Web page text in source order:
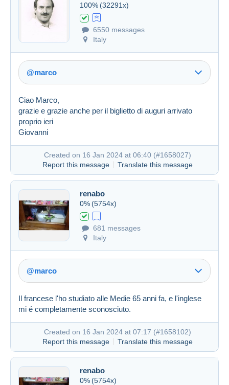
100% (32291x)
6550 messages
Italy
@marco
Link (https)
Created on 16 Jan 2024 at 06:35
Ciao Marco,
grazie e grazie anche per il biglietto di auguri arrivato
proprio ieri
Giovanni
Created on 16 Jan 2024 at 06:40 (#1658027)
Report this message
Translate this message
renabo
0% (5754x)
681 messages
Italy
@marco
Link (https)
Il francese l'ho studiato alle Medie 65 anni fa, e l'inglese
mi é completamente sconosciuto.
Created on 16 Jan 2024 at 07:17 (#1658102)
Report this message
Translate this message
renabo
0% (5754x)